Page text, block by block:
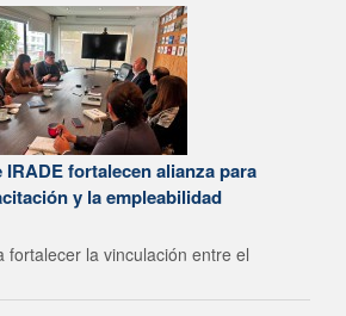
fortalecen alianza para
y la empleabilidad
fortalecer la vinculación entre el